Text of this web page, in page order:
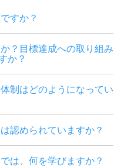
すか？
？目標達成への取り組み
か？
制はどのようになってい
認められていますか？
は、何を学びますか？